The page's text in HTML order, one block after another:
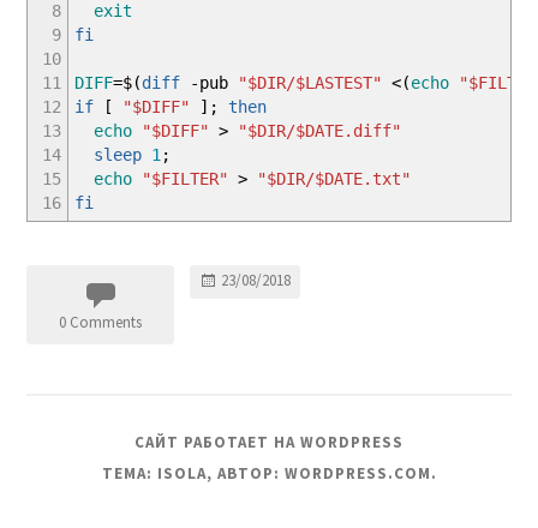
8
9
10
11
12
13
14
15
16
exit
fi
DIFF=$(diff -pub "$DIR/$LASTEST" <(echo "$FILTER
if
[ "$DIFF" ] ;then
echo
"$DIFF" > "$DIR/$DATE.diff"
sleep 1 ;
echo
"$FILTER" > "$DIR/$DATE.txt"
fi
0 Comments
23/08/2018
САЙТ РАБОТАЕТ НА WORDPRESS
ТЕМА: ISOLA, АВТОР: WORDPRESS.COM.